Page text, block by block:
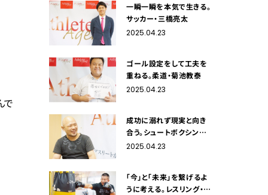
で
一瞬一瞬を本気で生きる。
サッカー・三橋亮太
2025.04.23
ゴール設定をして工夫を
重ねる。柔道・菊池教泰
2025.04.23
成功に溺れず現実と向き
合う。シュートボクシング・
金井健治
2025.04.23
「今」と「未来」を繋げるよ
うに考える。レスリング・永